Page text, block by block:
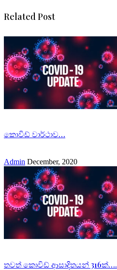
Related Post
කොවිඩ් වාර්ථාව…
Admin December, 2020
තවත් කොවිඩ් ආසාදිතයන් 316ක්….